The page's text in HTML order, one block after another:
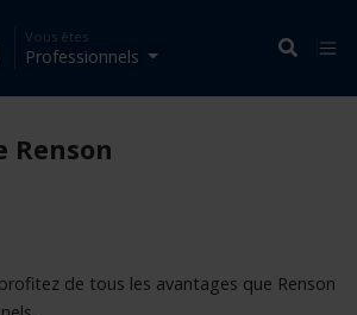
Vous êtes
Professionnels
Renson
de tous les avantages que Renson